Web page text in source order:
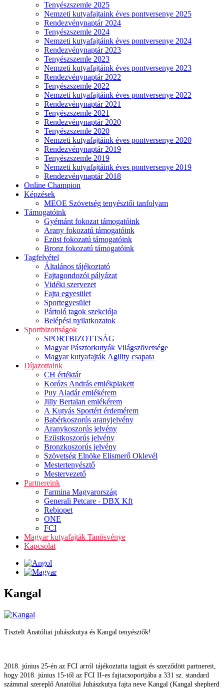
Tenyészszemle 2025
Nemzeti kutyafajtaink éves pontversenye 2025
Rendezvénynaptár 2024
Tenyészszemle 2024
Nemzeti kutyafajtáink éves pontversenye 2024
Rendezvénynaptár 2023
Tenyészszemle 2023
Nemzeti kutyafajtáink éves pontversenye 2023
Rendezvénynaptár 2022
Tenyészszemle 2022
Nemzeti kutyafajtáink éves pontversenye 2022
Rendezvénynaptár 2021
Tenyészszemle 2021
Rendezvénynaptár 2020
Tenyészszemle 2020
Nemzeti kutyafajtáink éves pontversenye 2020
Rendezvénynaptár 2019
Tenyészszemle 2019
Nemzeti kutyafajtáink éves pontversenye 2019
Rendezvénynaptár 2018
Online Champion
Képzések
MEOE Szövetség tenyésztői tanfolyam
Támogatóink
Gyémánt fokozat támogatóink
Arany fokozatú támogatóink
Ezüst fokozatú támogatóink
Bronz fokozatú támogatóink
Tagfelvétel
Általános tájékoztató
Fajtagondozói pályázat
Vidéki szervezet
Fajta egyesület
Sportegyesület
Pártoló tagok szekciója
Belépési nyilatkozatok
Sportbizottságok
SPORTBIZOTTSÁG
Magyar Pásztorkutyák Világszövetsége
Magyar kutyafajták Agility csapata
Díjazottaink
CH értéktár
Korózs András emlékplakett
Puy Aladár emlékérem
Jilly Bertalan emlékérem
A Kutyás Sportért érdemérem
Babérkoszorús aranyjelvény
Aranykoszorús jelvény
Ezüstkoszorús jelvény
Bronzkoszorús jelvény
Szövetség Elnöke Elismerő Oklevél
Mestertenyésztő
Mestervezető
Partnereink
Farmina Magyarország
Generali Petcare - DBX Kft
Rebiopet
ONE
FCI
Magyar kutyafajták Tanösvénye
Kapcsolat
Kangal
Tisztelt Anatóliai juhászkutya és Kangal tenyésztők!
2018. június 25-én az FCI arról tájékoztatta tagjait és szerződött partnereit,
hogy 2018. június 15-től az FCI II-es fajtacsoportjába a 331 sz. standard
számmal szereplő Anatóliai Juhászkutya fajta neve Kangal (Kangal shepherd